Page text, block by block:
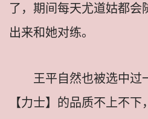
了，期间每天尤道姑都会
出来和她对练。
王平自然也被选中过
【力士】的品质不上不下